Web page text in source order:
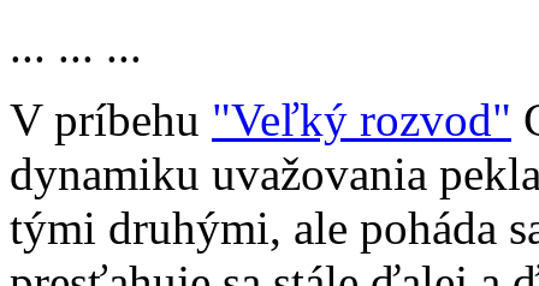
... ... ...
V príbehu "Veľký rozvod"
dynamiku uvažovania
tými druhými, ale poháda